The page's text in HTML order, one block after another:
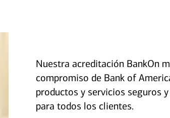
Nuestra acreditación BankOn
compromiso de Bank of
productos y servicios seguros
para todos los clientes.